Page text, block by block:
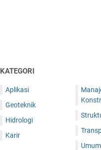
KATEGORI
Aplikasi
Geoteknik
Hidrologi
Karir
Umum